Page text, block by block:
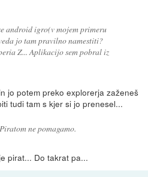
android igro(v mojem primeru
jo tam pravilno namestiti?
Z... Aplikacijo sem pobral iz
jo potem preko explorerja zaženeš
tudi tam s kjer si jo prenesel...
ne pomagamo.
pirat... Do takrat pa...